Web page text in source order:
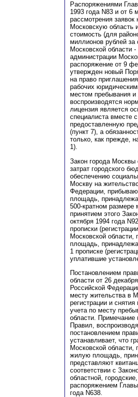
Распоряжениями
1993 года N83 и от 6
рассмотрения заявок
Московскую область
стоимость (для
миллионов рублей за
Московской области
администрации
распоряжение от 9
утвержден новый
на право
рабочих
местом пребывания
воспроизводятся
лицензия является
специалиста вместе
предоставленную
(пункт 7), а
только, как прежде,
1).
Закон города Москвы
затрат городского
обеспечению
Москву на
Федерации,
площадь,
500-кратном
принятием этого
октября 1994 года
прописки
Московской
площадь,
1 прописке
уплатившие
Постановлением
области от 26
Российской
месту жительства в
регистрации и
учета по месту
области. Примечание
Правил,
постановлением
устанавливает, что
Московской
жилую площадь,
представляют
соответствии с
областной,
распоряжением
года N638.